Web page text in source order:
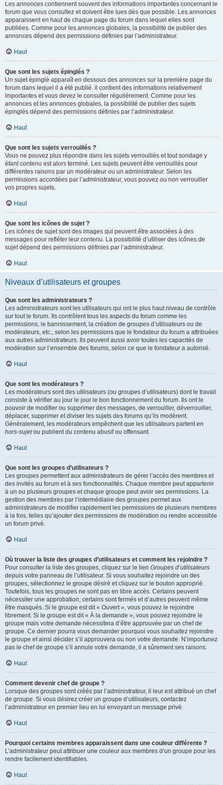
Les annonces contiennent souvent des informations importantes concernant le
forum que vous consultez et doivent être lues dès que possible. Les annonces
apparaissent en haut de chaque page du forum dans lequel elles sont
publiées. Comme pour les annonces globales, la possibilité de publier des
annonces dépend des permissions définies par l’administrateur.
Haut
Que sont les sujets épinglés ?
Un sujet épinglé apparaît en dessous des annonces sur la première page du
forum dans lequel il a été publié. il contient des informations relativement
importantes et vous devez le consulter régulièrement. Comme pour les
annonces et les annonces globales, la possibilité de publier des sujets
épinglés dépend des permissions définies par l’administrateur.
Haut
Que sont les sujets verrouillés ?
Vous ne pouvez plus répondre dans les sujets verrouillés et tout sondage y
étant contenu est alors terminé. Les sujets peuvent être verrouillés pour
différentes raisons par un modérateur ou un administrateur. Selon les
permissions accordées par l’administrateur, vous pouvez ou non verrouiller
vos propres sujets.
Haut
Que sont les icônes de sujet ?
Les icônes de sujet sont des images qui peuvent être associées à des
messages pour refléter leur contenu. La possibilité d’utiliser des icônes de
sujet dépend des permissions définies par l’administrateur.
Haut
Niveaux d’utilisateurs et groupes
Que sont les administrateurs ?
Les administrateurs sont les utilisateurs qui ont le plus haut niveau de contrôle
sur tout le forum. Ils contrôlent tous les aspects du forum comme les
permissions, le bannissement, la création de groupes d’utilisateurs ou de
modérateurs, etc., selon les permissions que le fondateur du forum a attribuées
aux autres administrateurs. Ils peuvent aussi avoir toutes les capacités de
modération sur l’ensemble des forums, selon ce que le fondateur a autorisé.
Haut
Que sont les modérateurs ?
Les modérateurs sont des utilisateurs (ou groupes d’utilisateurs) dont le travail
consiste à vérifier au jour le jour le bon fonctionnement du forum. Ils ont le
pouvoir de modifier ou supprimer des messages, de verrouiller, déverrouiller,
déplacer, supprimer et diviser les sujets des forums qu’ils modèrent.
Généralement, les modérateurs empêchent que les utilisateurs partent en
hors-sujetou publient du contenu abusif ou offensant.
Haut
Que sont les groupes d’utilisateurs ?
Les groupes permettent aux administrateurs de gérer l’accès des membres et
des invités au forum et à ses fonctionnalités. Chaque membre peut appartenir
à un ou plusieurs groupes et chaque groupe peut avoir ses permissions. La
gestion des membres par l’intermédiaire des groupes permet aux
administrateurs de modifier rapidement les permissions de plusieurs membres
à la fois, telles qu’ajouter des permissions de modération ou rendre accessible
un forum privé.
Haut
Où trouver la liste des groupes d’utilisateurs et comment les rejoindre ?
Pour consulter la liste des groupes, cliquez sur le lien Groupes d’utilisateurs
depuis votre panneau de l’utilisateur. Si vous souhaitez rejoindre un des
groupes, sélectionnez le groupe désiré et cliquez sur le bouton approprié.
Toutefois, tous les groupes ne sont pas en libre accès. Certains peuvent
nécessiter une approbation, certains sont fermés et d’autres peuvent même
être masqués. Si le groupe est dit « Ouvert », vous pouvez le rejoindre
librement. Si le groupe est dit « À la demande », vous pouvez rejoindre le
groupe mais votre demande nécessitera d’être approuvée par un chef de
groupe. Ce dernier pourra vous demander pourquoi vous souhaitez rejoindre
le groupe et ainsi décider s’il approuvera ou non votre demande. N’importunez
pas le chef de groupe s’il annule votre demande, il a sûrement ses raisons.
Haut
Comment devenir chef de groupe ?
Lorsque des groupes sont créés par l’administrateur, il leur est attribué un chef
de groupe. Si vous désirez créer un groupe d’utilisateurs, contactez
l’administrateur en premier lieu en lui envoyant un message privé.
Haut
Pourquoi certains membres apparaissent dans une couleur différente ?
L’administrateur peut attribuer une couleur aux membres d’un groupe pour les
rendre facilement identifiables.
Haut